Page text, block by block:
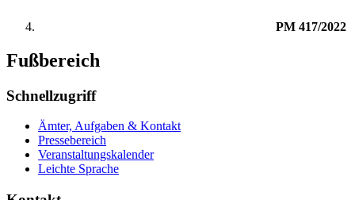
PM 417/2022
Fußbereich
Schnellzugriff
Ämter, Aufgaben & Kontakt
Pressebereich
Veranstaltungskalender
Leichte Sprache